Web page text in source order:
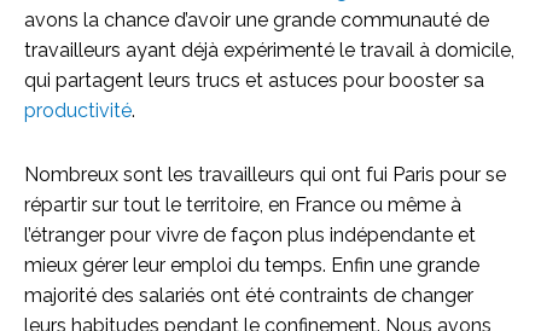
avons la chance d’avoir une grande communauté de
travailleurs ayant déjà expérimenté le travail à domicile,
qui partagent leurs trucs et astuces pour booster sa
productivité.
Nombreux sont les travailleurs qui ont fui Paris pour se
répartir sur tout le territoire, en France ou même à
l’étranger pour vivre de façon plus indépendante et
mieux gérer leur emploi du temps. Enfin une grande
majorité des salariés ont été contraints de changer
leurs habitudes pendant le confinement. Nous avons